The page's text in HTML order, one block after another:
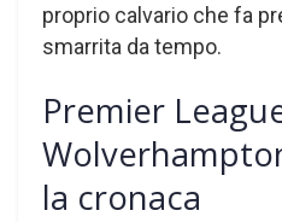
proprio calvario che fa
smarrita da tempo.
Premier
la cronaca